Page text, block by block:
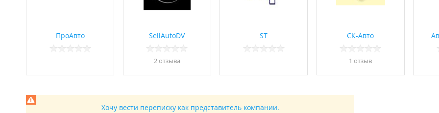
ПроАвто SellAutoDV
2 отзывa
ST СК-Авто
1 отзыв
Хочу вести переписку как представитель компании.